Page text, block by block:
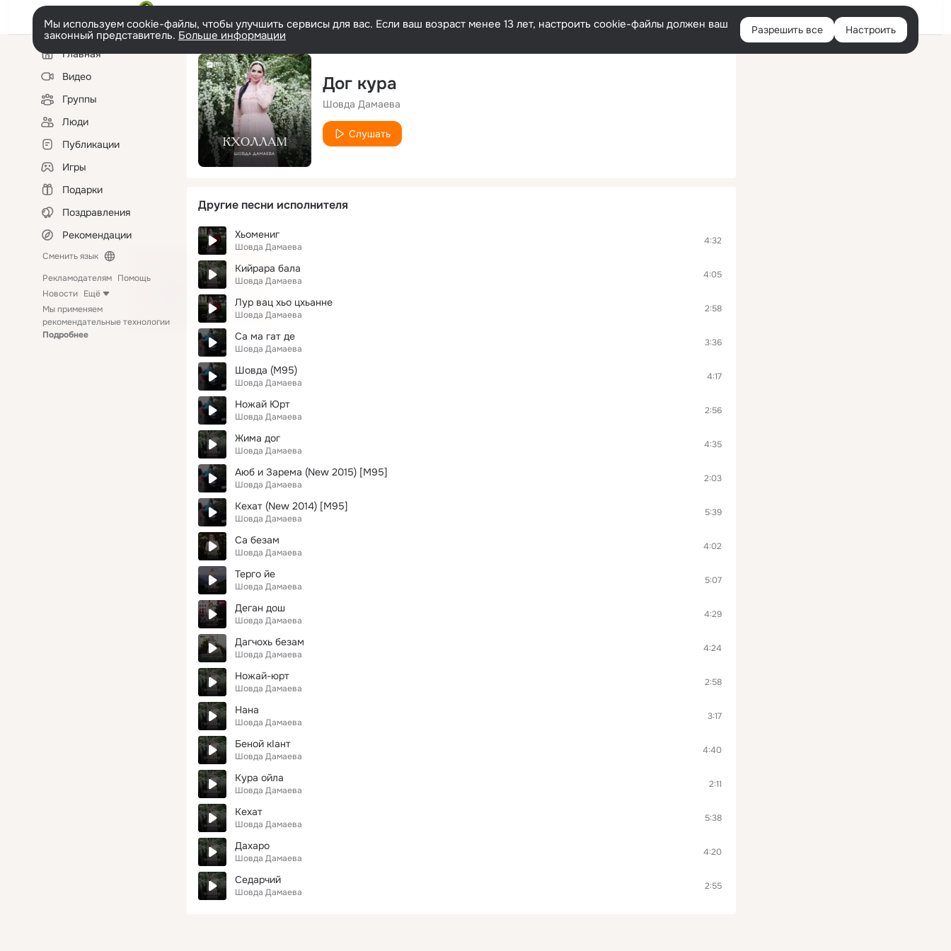
Войти
Мы используем cookie-файлы, чтобы улучшить сервисы для вас. Если ваш возраст менее 13 лет, настроить cookie-файлы должен ваш
законный представитель. Больше информации Разрешить все Настроить
Левая
колонкаГлавная
Видео
Группы
Люди
Публикации
Игры
Подарки
Поздравления
Рекомендации
Сменить язык
Рекламодателям Помощь
Новости Ещё
Мы применяем
рекомендательные технологии
Подробнее
Дог кура
Шовда Дамаева
Слушать
Другие песни исполнителя
Хьомениг
Шовда Дамаева
4:32
Кийрара бала
Шовда Дамаева
4:05
Лур вац хьо цхьанне
Шовда Дамаева
2:58
Са ма гат де
Шовда Дамаева
3:36
Шовда (M95)
Шовда Дамаева
4:17
Ножай Юрт
Шовда Дамаева
2:56
Жима дог
Шовда Дамаева
4:35
Аюб и Зарема (New 2015) [M95]
Шовда Дамаева
2:03
Кехат (New 2014) [M95]
Шовда Дамаева
5:39
Са безам
Шовда Дамаева
4:02
Терго йе
Шовда Дамаева
5:07
Деган дош
Шовда Дамаева
4:29
Дагчохь безам
Шовда Дамаева
4:24
Ножай-юрт
Шовда Дамаева
2:58
Нана
Шовда Дамаева
3:17
Беной кIант
Шовда Дамаева
4:40
Кура ойла
Шовда Дамаева
2:11
Кехат
Шовда Дамаева
5:38
Дахаро
Шовда Дамаева
4:20
Седарчий
Шовда Дамаева
2:55